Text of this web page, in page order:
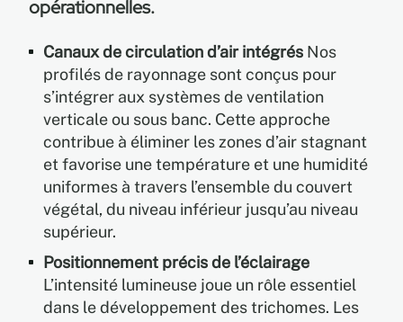
opérationnelles.
Canaux de circulation d’air intégrés Nos
profilés de rayonnage sont conçus pour
s’intégrer aux systèmes de ventilation
verticale ou sous banc. Cette approche
contribue à éliminer les zones d’air stagnant
et favorise une température et une humidité
uniformes à travers l’ensemble du couvert
végétal, du niveau inférieur jusqu’au niveau
supérieur.
Positionnement précis de l’éclairage
L’intensité lumineuse joue un rôle essentiel
dans le développement des trichomes. Les